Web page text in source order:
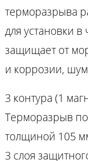
терморазрыва
для установки
защищает от
и коррозии,
3 контура (1
Терморазрыв
толщиной 105
3 слоя